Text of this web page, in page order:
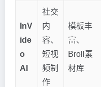
InV
ide
o
AI
社交
内
容、
短视
频制
作
模板丰
富、
Broll素
材库